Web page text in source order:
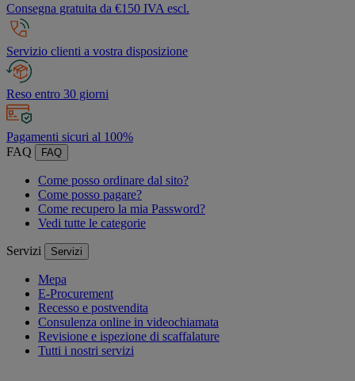
Consegna gratuita da €150 IVA escl.
Servizio clienti a vostra disposizione
Reso entro 30 giorni
Pagamenti sicuri al 100%
FAQ
FAQ
Come posso ordinare dal sito?
Come posso pagare?
Come recupero la mia Password?
Vedi tutte le categorie
Servizi Servizi
Mepa
E-Procurement
Recesso e postvendita
Consulenza online in videochiamata
Revisione e ispezione di scaffalature
Tutti i nostri servizi